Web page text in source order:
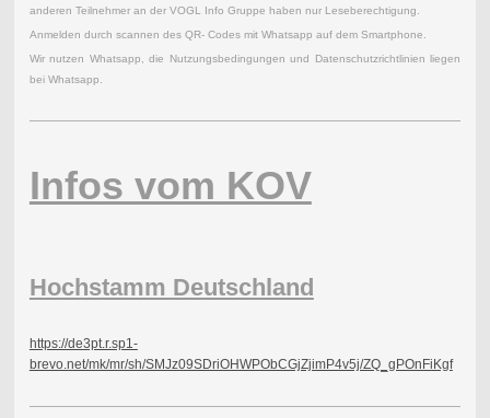
anderen Teilnehmer an der VOGL Info Gruppe haben nur Leseberechtigung.
Anmelden durch scannen des QR- Codes mit Whatsapp auf dem Smartphone.
Wir nutzen Whatsapp, die Nutzungsbedingungen und Datenschutzrichtlinien liegen
bei Whatsapp.
Infos vom KOV
Hochstamm Deutschland
https://de3pt.r.sp1-
brevo.net/mk/mr/sh/SMJz09SDriOHWPObCGjZjimP4v5j/ZQ_gPOnFiKgf